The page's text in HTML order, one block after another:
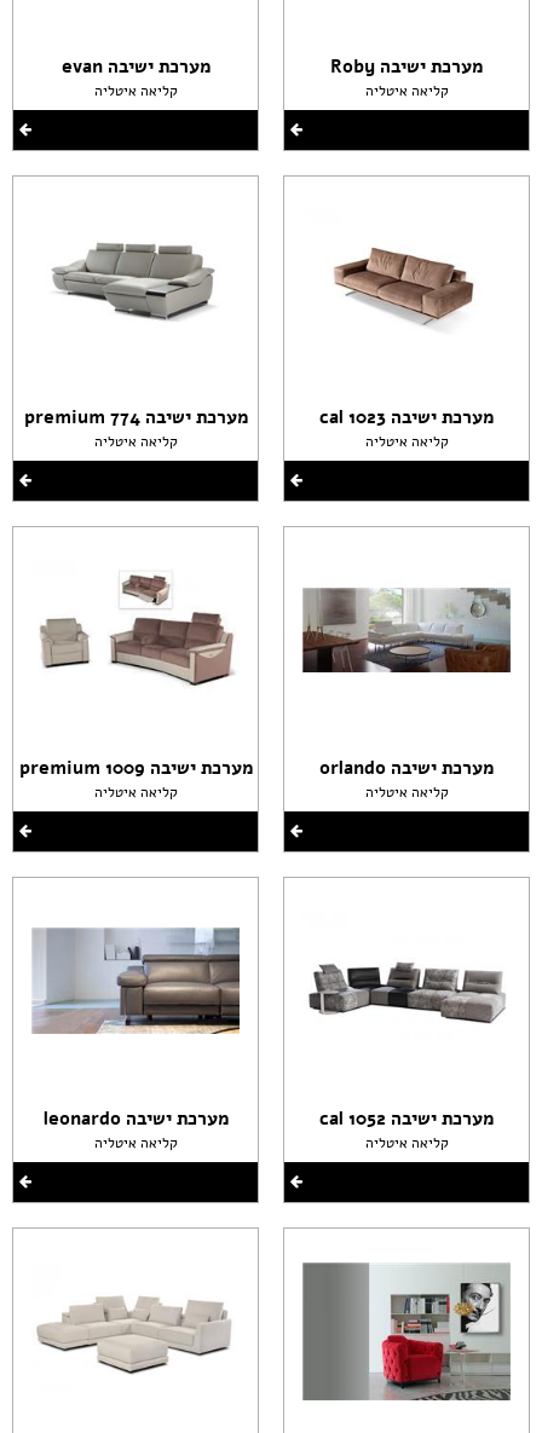
מערכת ישיבה Roby
קליאה איטליה
מערכת ישיבה cal 1023
קליאה איטליה
מערכת ישיבה orlando
קליאה איטליה
מערכת ישיבה cal 1052
קליאה איטליה
מערכת ישיבה evan
קליאה איטליה
מערכת ישיבה premium 774
קליאה איטליה
מערכת ישיבה premium 1009
קליאה איטליה
מערכת ישיבה leonardo
קליאה איטליה